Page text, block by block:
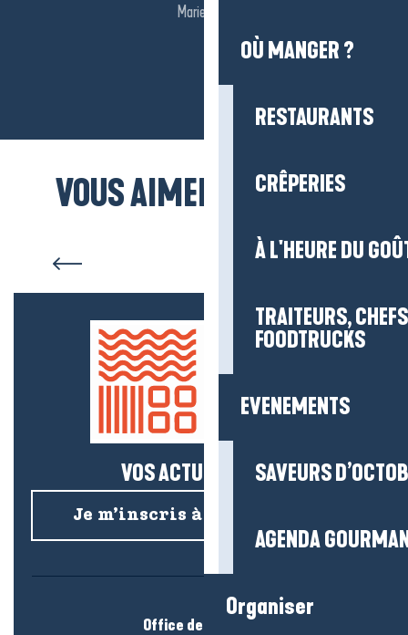
OÙ MANGER ?
RESTAURANTS
CRÊPERIES
À L'HEURE DU
TRAITEURS,
FOODTRUCKS
EVENEMENTS
SAVEURS
AGENDA
Organiser
Marie-Line
VOUS AIMEREZ AUSSI...
La Vélocéan
VOS ACTUS SALÉES !
Je m’inscris à la newsletter
Office de tourisme